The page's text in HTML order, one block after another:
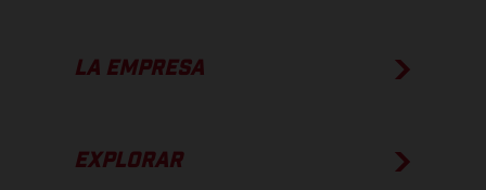
LA EMPRESA
EXPLORAR